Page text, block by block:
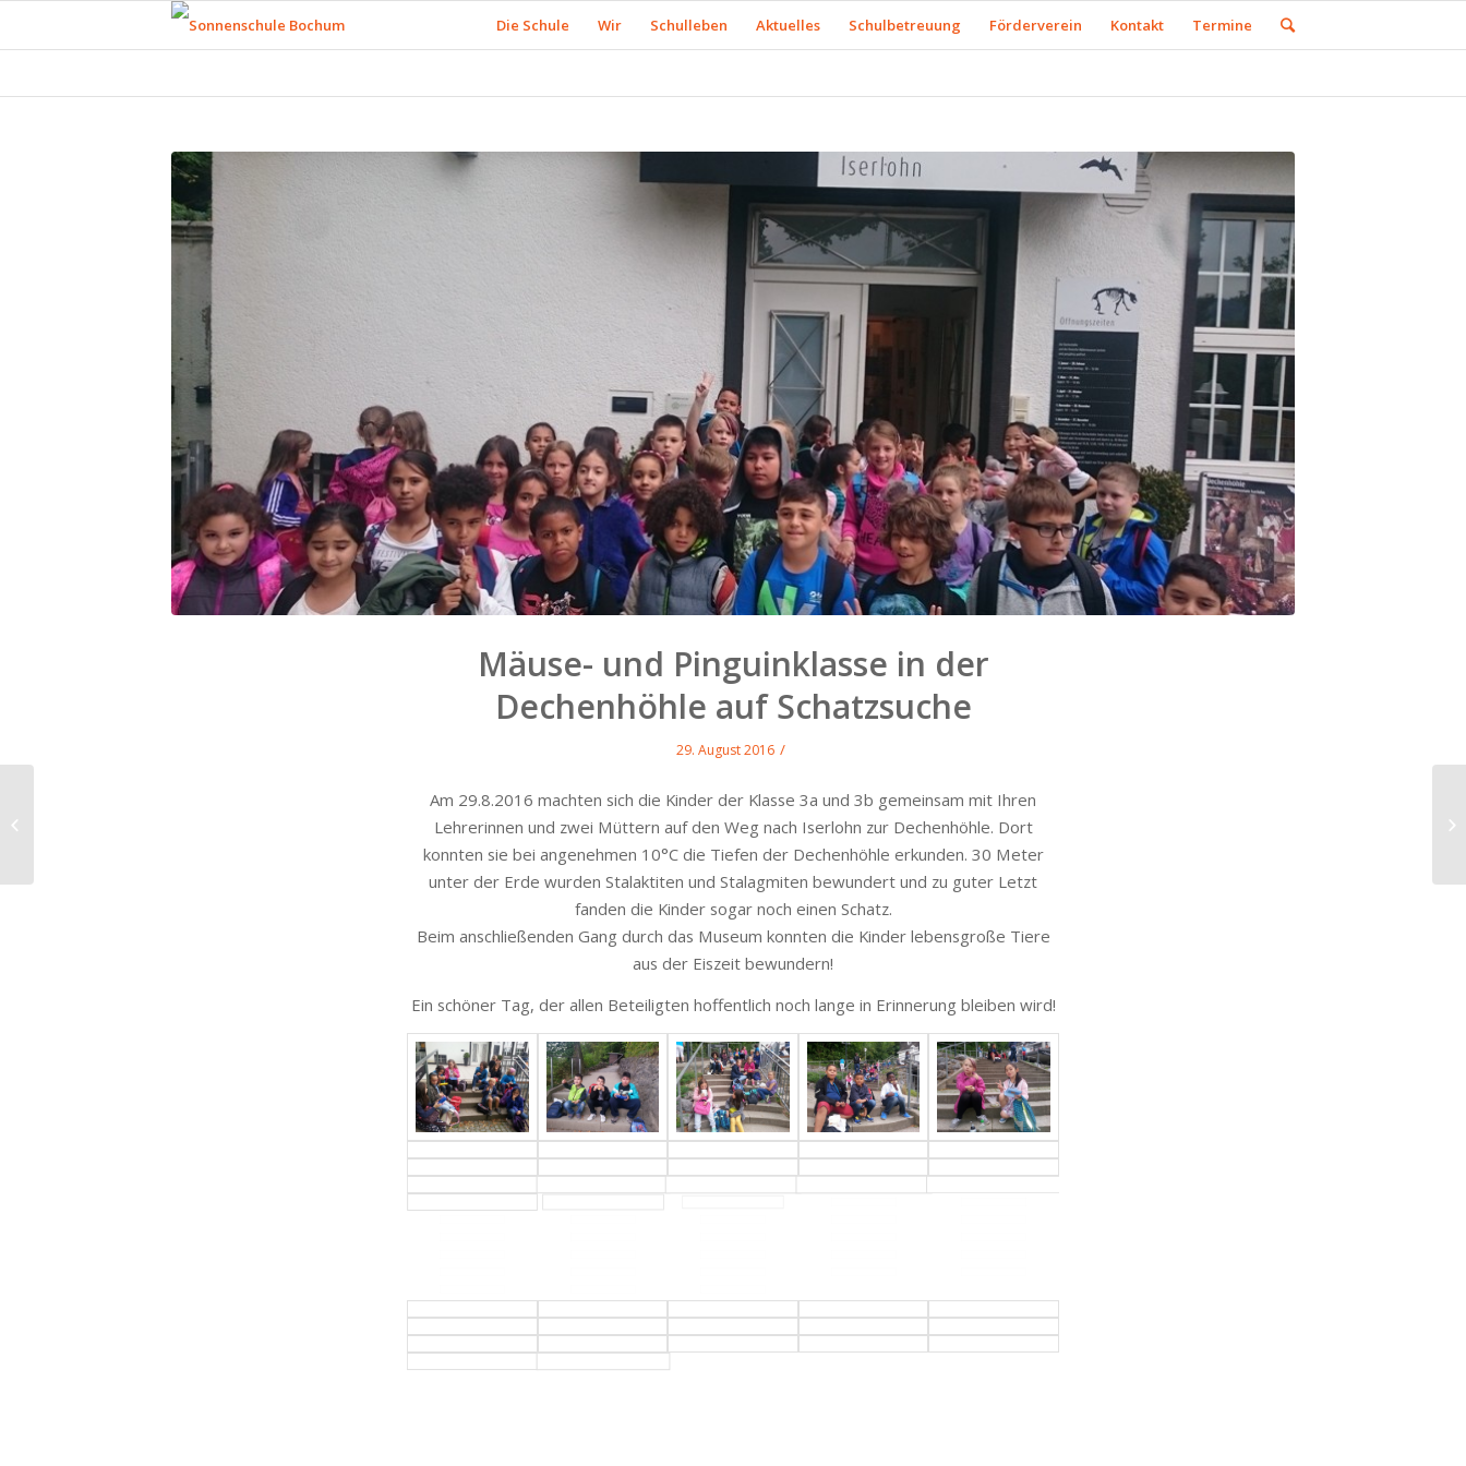
Die Schule Wir Schulleben Aktuelles Schulbetreuung Förderverein Kontakt Termine
Mäuse- und Pinguinklasse in der
Dechenhöhle auf Schatzsuche
29. August 2016 /
Am 29.8.2016 machten sich die Kinder der Klasse 3a und 3b gemeinsam mit Ihren
Lehrerinnen und zwei Müttern auf den Weg nach Iserlohn zur Dechenhöhle. Dort
konnten sie bei angenehmen 10°C die Tiefen der Dechenhöhle erkunden. 30 Meter
unter der Erde wurden Stalaktiten und Stalagmiten bewundert und zu guter Letzt
fanden die Kinder sogar noch einen Schatz.
Beim anschließenden Gang durch das Museum konnten die Kinder lebensgroße Tiere
aus der Eiszeit bewundern!
Ein schöner Tag, der allen Beteiligten hoffentlich noch lange in Erinnerung bleiben wird!